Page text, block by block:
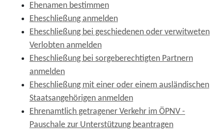
Ehenamen bestimmen
Eheschließung anmelden
Eheschließung bei geschiedenen oder verwitweten
Verlobten anmelden
Eheschließung bei sorgeberechtigten Partnern
anmelden
Eheschließung mit einer oder einem ausländischen
Staatsangehörigen anmelden
Ehrenamtlich getragener Verkehr im ÖPNV -
Pauschale zur Unterstützung beantragen